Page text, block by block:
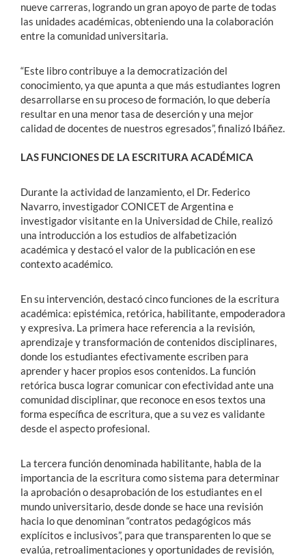
nueve carreras, logrando un gran apoyo de parte de todas
las unidades académicas, obteniendo una la colaboración
entre la comunidad universitaria.
“Este libro contribuye a la democratización del
conocimiento, ya que apunta a que más estudiantes logren
desarrollarse en su proceso de formación, lo que debería
resultar en una menor tasa de deserción y una mejor
calidad de docentes de nuestros egresados”, finalizó Ibáñez.
LAS FUNCIONES DE LA ESCRITURA ACADÉMICA
Durante la actividad de lanzamiento, el Dr. Federico
Navarro, investigador CONICET de Argentina e
investigador visitante en la Universidad de Chile, realizó
una introducción a los estudios de alfabetización
académica y destacó el valor de la publicación en ese
contexto académico.
En su intervención, destacó cinco funciones de la escritura
académica: epistémica, retórica, habilitante, empoderadora
y expresiva. La primera hace referencia a la revisión,
aprendizaje y transformación de contenidos disciplinares,
donde los estudiantes efectivamente escriben para
aprender y hacer propios esos contenidos. La función
retórica busca lograr comunicar con efectividad ante una
comunidad disciplinar, que reconoce en esos textos una
forma específica de escritura, que a su vez es validante
desde el aspecto profesional.
La tercera función denominada habilitante, habla de la
importancia de la escritura como sistema para determinar
la aprobación o desaprobación de los estudiantes en el
mundo universitario, desde donde se hace una revisión
hacia lo que denominan “contratos pedagógicos más
explícitos e inclusivos”, para que transparenten lo que se
evalúa, retroalimentaciones y oportunidades de revisión,